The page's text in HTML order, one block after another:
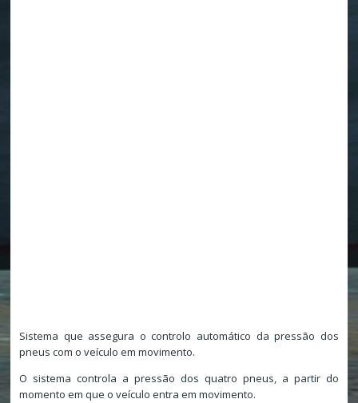
Sistema que assegura o controlo automático da pressão dos
pneus com o veículo em movimento.
O sistema controla a pressão dos quatro pneus, a partir do
momento em que o veículo entra em movimento.